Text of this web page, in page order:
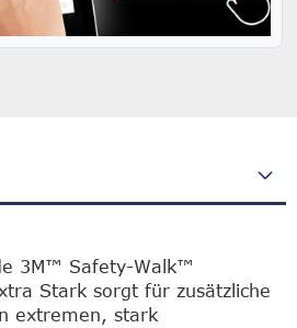
3M™ Safety-Walk™
Stark sorgt für zusätzliche
extremen, stark